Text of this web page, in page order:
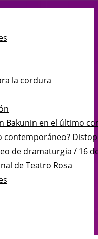
la cordura
Bakunin en el último
contemporáneo?
de dramaturgia / 16
de Teatro Rosa